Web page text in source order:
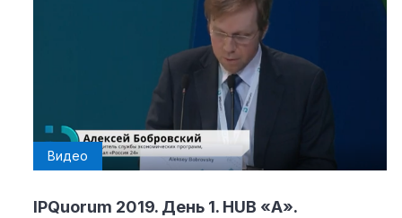
Видео
IPQuorum 2019. День 1. HUB «А».